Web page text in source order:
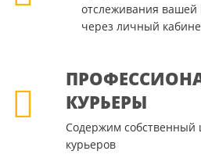
отслеживания вашей
через личный
КУРЬЕРЫ
Содержим собственный
курьеров